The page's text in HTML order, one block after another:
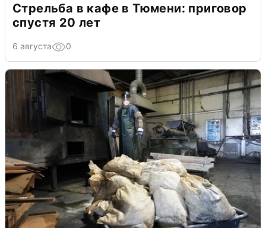
Стрельба в кафе в Тюмени: приговор
спустя 20 лет
6 августа 0